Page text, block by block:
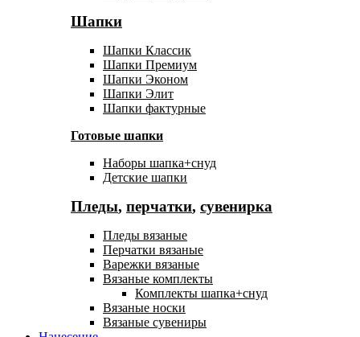
Шапки
Шапки Классик
Шапки Премиум
Шапки Эконом
Шапки Элит
Шапки фактурные
Готовые шапки
Наборы шапка+снуд
Детские шапки
Пледы, перчатки, сувенирка
Пледы вязаные
Перчатки вязаные
Варежки вязаные
Вязаные комплекты
Комплекты шапка+снуд
Вязаные носки
Вязаные сувениры